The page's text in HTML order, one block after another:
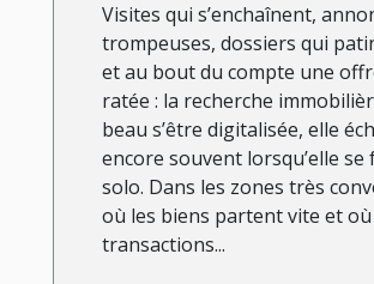
d’agence
Visites qui s’enchaînent,
trompeuses, dossiers qui
et au bout du compte une
ratée : la recherche
beau s’être digitalisée, elle
encore souvent lorsqu’elle se
solo. Dans les zones très
où les biens partent vite et où
transactions...